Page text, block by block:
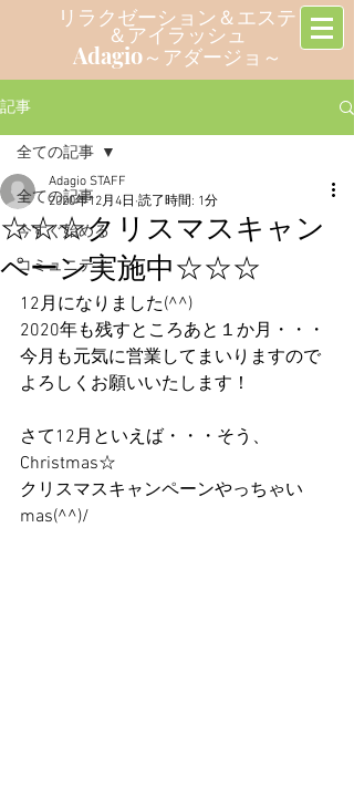
リラクゼーション＆エステ
＆アイラッシュ
Adagio～アダージョ～
記事
全ての記事
今すぐ始める
コミュニティ
全ての記事
☆☆☆クリスマスキャン
ペーン実施中☆☆☆
Adagio STAFF
2020年12月4日 読了時間: 1分
12月になりました(^^)
2020年も残すところあと１か月・・・
今月も元気に営業してまいりますので
よろしくお願いいたします！
さて12月といえば・・・そう、
Christmas☆
クリスマスキャンペーンやっちゃい
mas(^^)/